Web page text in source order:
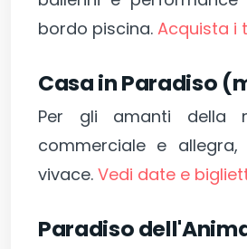
bordo piscina. Acquista i
Casa in Paradiso
Per gli amanti della
commerciale e allegra,
vivace. Vedi date e
Paradiso